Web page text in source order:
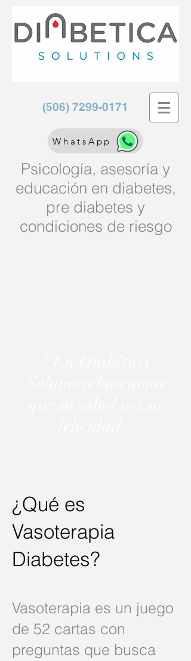
(506) 7299-0171
WhatsApp
Psicología, asesoría y
educación en diabetes,
pre diabetes y
condiciones de riesgo
¿Qué es
Vasoterapia
Diabetes?
Vasoterapia es un juego
de 52 cartas con
preguntas que busca